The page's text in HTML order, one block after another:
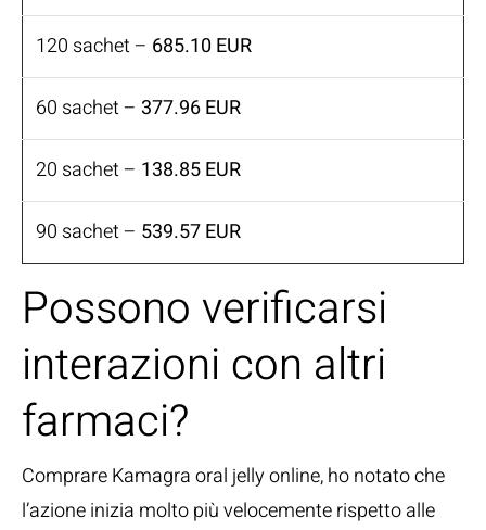
120 sachet – 685.10 EUR
60 sachet – 377.96 EUR
20 sachet – 138.85 EUR
90 sachet – 539.57 EUR
Possono verificarsi
interazioni con altri
farmaci?
Comprare Kamagra oral jelly online, ho notato che
l’azione inizia molto più velocemente rispetto alle